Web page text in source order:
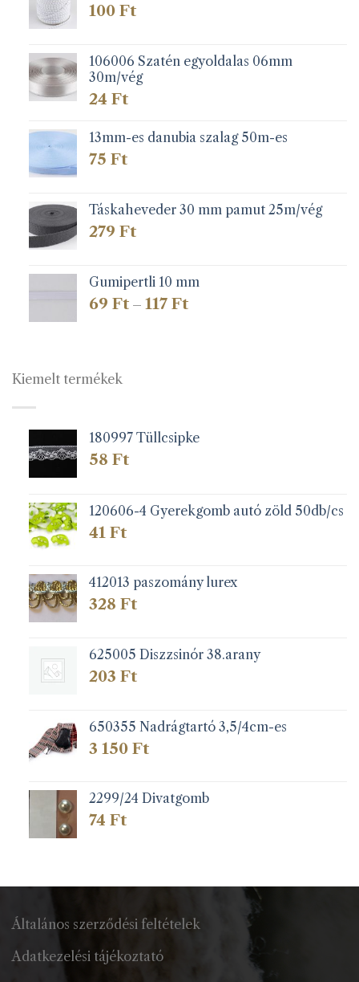
100 Ft
106006 Szatén egyoldalas 06mm
30m/vég
24 Ft
13mm-es danubia szalag 50m-es
75 Ft
Táskaheveder 30 mm pamut 25m/vég
279 Ft
Gumipertli 10 mm
69 Ft – 117 FtÁrtartomány:
Kiemelt termékek
180997 Tüllcsipke
58 Ft
120606-4 Gyerekgomb autó zöld 50db/cs
41 Ft
412013 paszomány lurex
328 Ft
625005 Diszzsinór 38.arany
203 Ft
650355 Nadrágtartó 3,5/4cm-es
3 150 Ft
2299/24 Divatgomb
74 Ft
Általános szerződési feltételek
Adatkezelési tájékoztató